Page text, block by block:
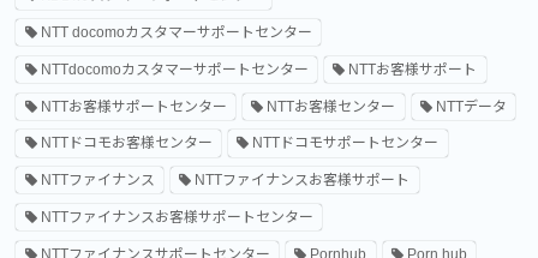
NTT docomoカスタマーサポートセンター
NTTdocomoカスタマーサポートセンター NTTお客様サポート
NTTお客様サポートセンター NTTお客様センター NTTデータ
NTTドコモお客様センター NTTドコモサポートセンター
NTTファイナンス NTTファイナンスお客様サポート
NTTファイナンスお客様サポートセンター
NTTファイナンスサポートセンター Pornhub Porn hub